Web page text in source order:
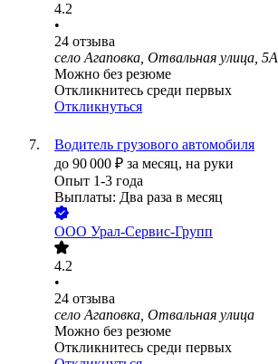
4.2
•
24 отзыва
село Агаповка, Отвальная улица, 5А
Можно без резюме
Откликнитесь среди первых
Откликнуться
Водитель грузового автомобиля
до 90 000 ₽ за месяц, на руки
Опыт 1-3 года
Выплаты: Два раза в месяц
ООО Урал-Сервис-Групп
4.2
•
24 отзыва
село Агаповка, Отвальная улица
Можно без резюме
Откликнитесь среди первых